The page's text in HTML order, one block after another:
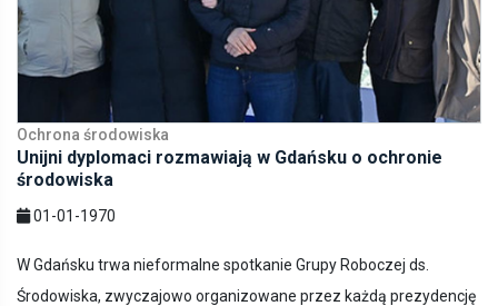
Ochrona środowiska
Unijni dyplomaci rozmawiają w Gdańsku o ochronie
środowiska
01-01-1970
W Gdańsku trwa nieformalne spotkanie Grupy Roboczej ds.
Środowiska, zwyczajowo organizowane przez każdą prezydencję